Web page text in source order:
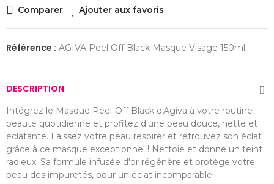
Comparer Ajouter aux favoris
Référence : AGIVA Peel Off Black Masque Visage 150ml
DESCRIPTION
Intégrez le Masque Peel-Off Black d'Agiva à votre routine
beauté quotidienne et profitez d'une peau douce, nette et
éclatante. Laissez votre peau respirer et retrouvez son éclat
grâce à ce masque exceptionnel ! Nettoie et donne un teint
radieux. Sa formule infusée d'or régénère et protège votre
peau des impuretés, pour un éclat incomparable.